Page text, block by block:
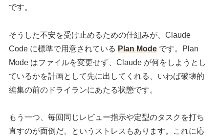
です。
そうした不安を受け止めるための仕組みが、Claude
Code に標準で用意されているPlan Mode です。Plan
Mode はファイルを変更せず、Claude が何をしようとし
ているかを計画として先に出してくれる、いわば破壊的
編集の前のドライランにあたる状態です。
もう一つ、毎回同じレビュー指示や定型のタスクを打ち
直すのが面倒だ、というストレスもあります。これに応